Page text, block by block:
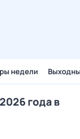
недели
года в